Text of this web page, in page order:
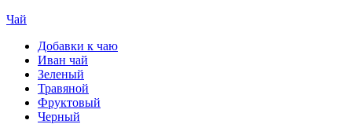
Чай
Добавки к чаю
Иван чай
Зеленый
Травяной
Фруктовый
Черный